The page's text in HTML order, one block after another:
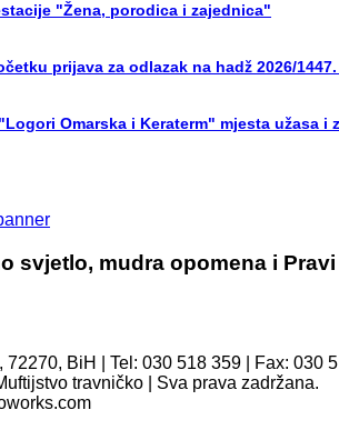
"Žena, porodica i zajednica"
prijava za odlazak na hadž 2026/
Omarska i Keraterm" mjesta užasa i
svjetlo, mudra opomena i
72270, BiH | Tel: 030 518 359 | Fax: 030
travničko | Sva prava zadržana.